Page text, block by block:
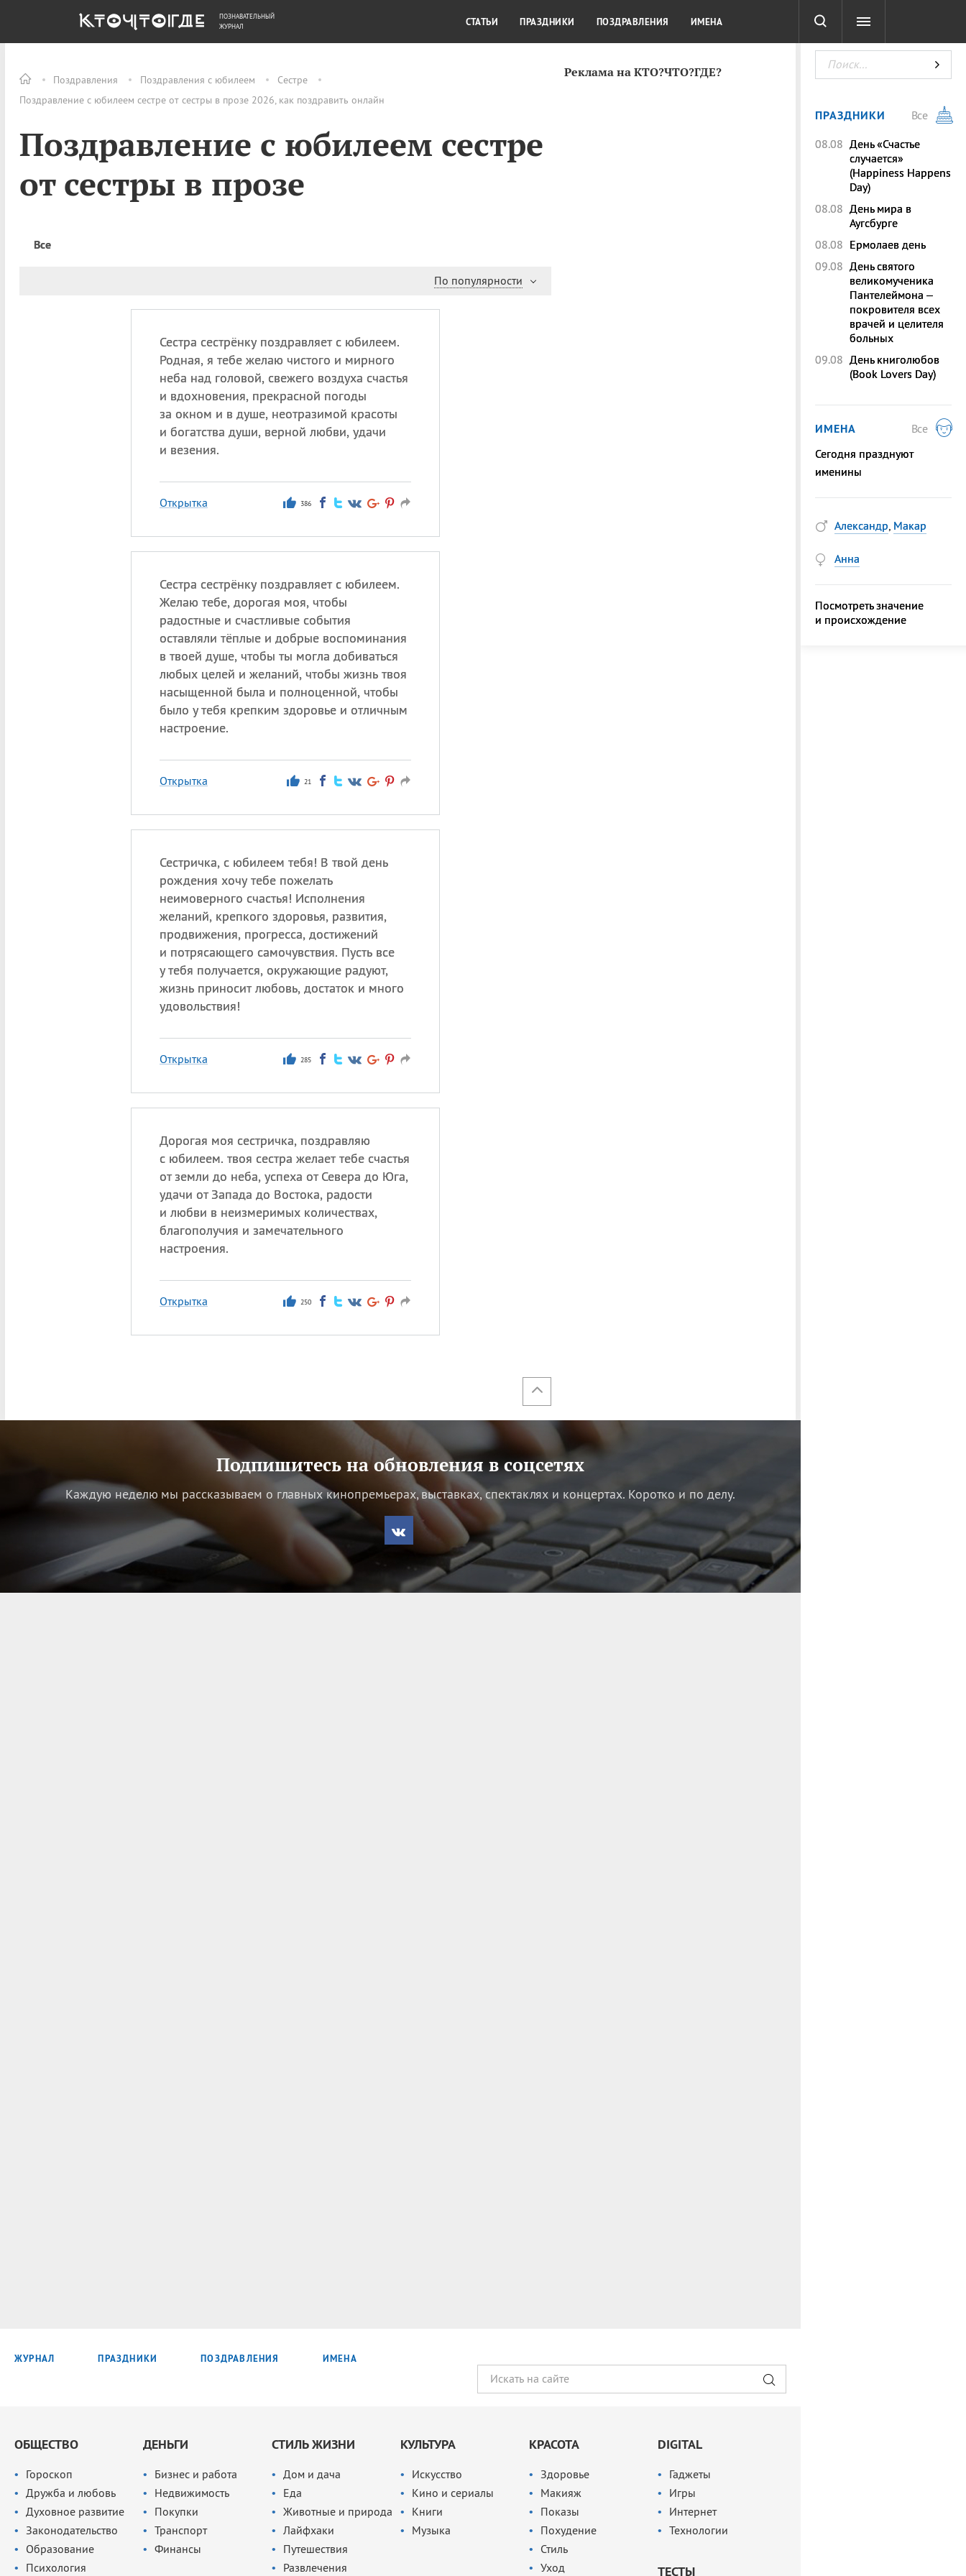
Поздравления Поздравления с юбилеем
Сестре
Поздравление с юбилеем сестре от сестры в прозе 2026, как поздравить онлайн
Поздравление с юбилеем сестре
от сестры в прозе
Все
По популярности
Сестра сестрёнку поздравляет с юбилеем.
Родная, я тебе желаю чистого и мирного
неба над головой, свежего воздуха счастья
и вдохновения, прекрасной погоды
за окном и в душе, неотразимой красоты
и богатства души, верной любви, удачи
и везения.
Открытка 386
Сестра сестрёнку поздравляет с юбилеем.
Желаю тебе, дорогая моя, чтобы
радостные и счастливые события
оставляли тёплые и добрые воспоминания
в твоей душе, чтобы ты могла добиваться
любых целей и желаний, чтобы жизнь твоя
насыщенной была и полноценной, чтобы
было у тебя крепким здоровье и отличным
настроение.
Открытка 21
Сестричка, с юбилеем тебя! В твой день
рождения хочу тебе пожелать
неимоверного счастья! Исполнения
желаний, крепкого здоровья, развития,
продвижения, прогресса, достижений
и потрясающего самочувствия. Пусть все
у тебя получается, окружающие радуют,
жизнь приносит любовь, достаток и много
удовольствия!
Открытка 285
Дорогая моя сестричка, поздравляю
с юбилеем. твоя сестра желает тебе счастья
от земли до неба, успеха от Севера до Юга,
удачи от Запада до Востока, радости
и любви в неизмеримых количествах,
благополучия и замечательного
настроения.
Открытка 250
Реклама на КТО?ЧТО?ГДЕ?
Подпишитесь на обновления в соцсетях
Каждую неделю мы рассказываем о главных кинопремьерах, выставках, спектаклях и концертах. Коротко и по делу.
ОБЩЕСТВО ДЕНЬГИ КУЛЬТУРА КРАСОТА ТЕСТЫ
ПОЗНАВАТЕЛЬНЫЙ
ЖУРНАЛ
СТАТЬИ ПРАЗДНИКИ ПОЗДРАВЛЕНИЯ ИМЕНА
ЖУРНАЛ ПРАЗДНИКИ ПОЗДРАВЛЕНИЯ ИМЕНА
ОБЩЕСТВО
Гороскоп
Дружба и любовь
Духовное развитие
Законодательство
Образование
Психология
ДЕНЬГИ
Бизнес и работа
Недвижимость
Покупки
Транспорт
Финансы
СТИЛЬ ЖИЗНИ
Дом и дача
Еда
Животные и природа
Лайфхаки
Путешествия
Развлечения
КУЛЬТУРА
Искусство
Кино и сериалы
Книги
Музыка
КРАСОТА
Здоровье
Макияж
Показы
Похудение
Стиль
Уход
DIGITAL
Гаджеты
Игры
Интернет
Технологии
ТЕСТЫ
ПРАЗДНИКИ
Все
08.08 День «Счастье
случается»
(Happiness Happens
Day)
08.08 День мира в
Аугсбурге
08.08 Ермолаев день
09.08 День святого
великомученика
Пантелеймона –
покровителя всех
врачей и целителя
больных
09.08 День книголюбов
(Book Lovers Day)
ИМЕНА
Все
Сегодня празднуют
именины
Александр, Макар
Анна
Посмотреть значение
и происхождение